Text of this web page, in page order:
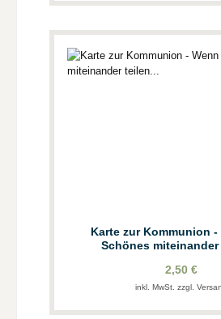
Karte zur Kommunion -
Schönes miteinander
2,50 €
inkl. MwSt. zzgl.